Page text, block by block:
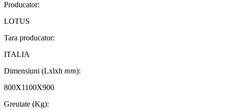
Producator:
LOTUS
Tara producator:
ITALIA
Dimensiuni (Lxlxh mm):
800X1100X900
Greutate (Kg):